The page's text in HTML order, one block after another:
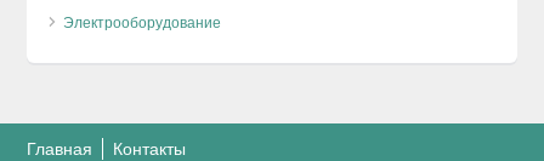
Электрооборудование
Главная Контакты